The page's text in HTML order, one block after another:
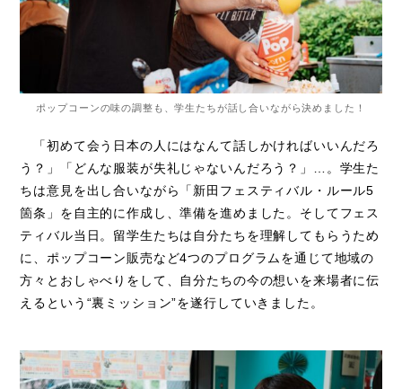
ポップコーンの味の調整も、学生たちが話し合いながら決めました！
「初めて会う日本の人にはなんて話しかければいいんだろ
う？」「どんな服装が失礼じゃないんだろう？」…。学生た
ちは意見を出し合いながら「新田フェスティバル・ルール5
箇条」を自主的に作成し、準備を進めました。そしてフェス
ティバル当日。留学生たちは自分たちを理解してもらうため
に、ポップコーン販売など4つのプログラムを通じて地域の
方々とおしゃべりをして、自分たちの今の想いを来場者に伝
えるという“裏ミッション”を遂行していきました。